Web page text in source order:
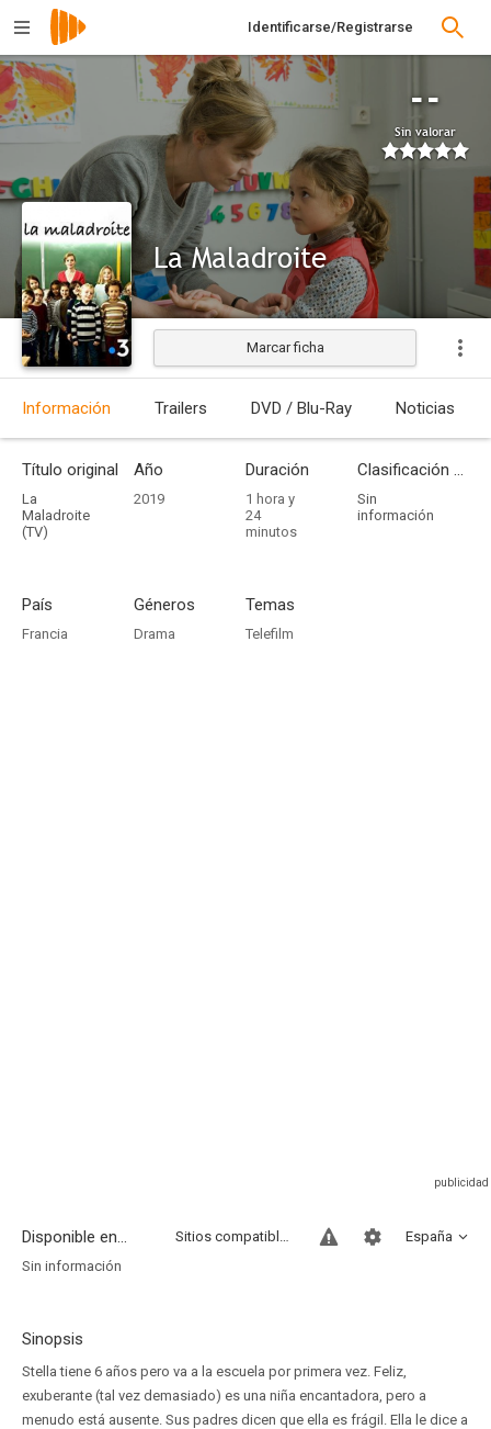
Identificarse/Registrarse
--
Sin valorar
La Maladroite
Marcar ficha
Información Trailers DVD / Blu-Ray Noticias
Título original
La
Maladroite
(TV)
Año
2019
Duración
1 hora y
24
minutos
Clasificación por edades
Sin
información
País
Francia
Géneros
Drama
Temas
Telefilm
Disponible en... España
Sitios compatibles
Sin información
Sinopsis
Stella tiene 6 años pero va a la escuela por primera vez. Feliz,
exuberante (tal vez demasiado) es una niña encantadora, pero a
menudo está ausente. Sus padres dicen que ella es frágil. Ella le dice a